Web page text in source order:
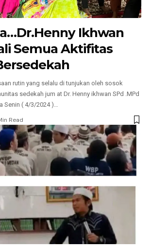
Ikhwan
Semua Aktifitas
rutin yang selalu di tunjukan oleh sosok
sedekah jum at Dr. Henny ikhwan SPd .MPd
Senin ( 4/3/2024 )…
Read